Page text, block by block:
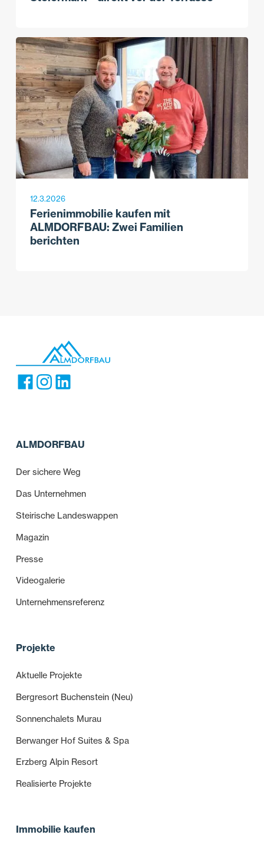
12.3.2026
Ferienimmobilie kaufen mit
ALMDORFBAU: Zwei Familien
berichten
ALMDORFBAU
Der sichere Weg
Das Unternehmen
Steirische Landeswappen
Magazin
Presse
Videogalerie
Unternehmensreferenz
Projekte
Aktuelle Projekte
Bergresort Buchenstein (Neu)
Sonnenchalets Murau
Berwanger Hof Suites & Spa
Erzberg Alpin Resort
Realisierte Projekte
Immobilie kaufen